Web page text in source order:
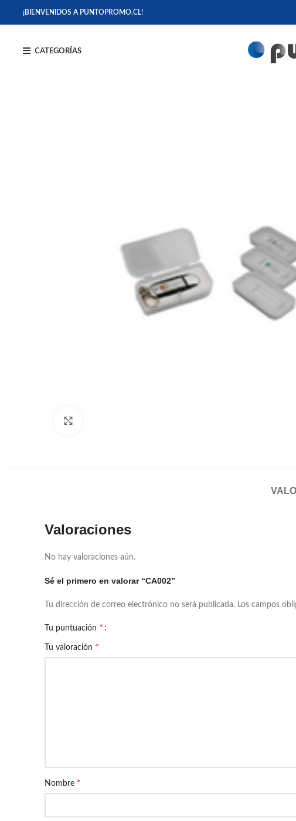
¡BIENVENIDOS A PUNTOPROMO.CL!
CATEGORÍAS
Valoraciones
No hay valoraciones aún.
Sé el primero en valorar “CA002”
Tu dirección de correo electrónico no será publicada. Los campos
Tu puntuación *
Tu valoración *
Nombre *